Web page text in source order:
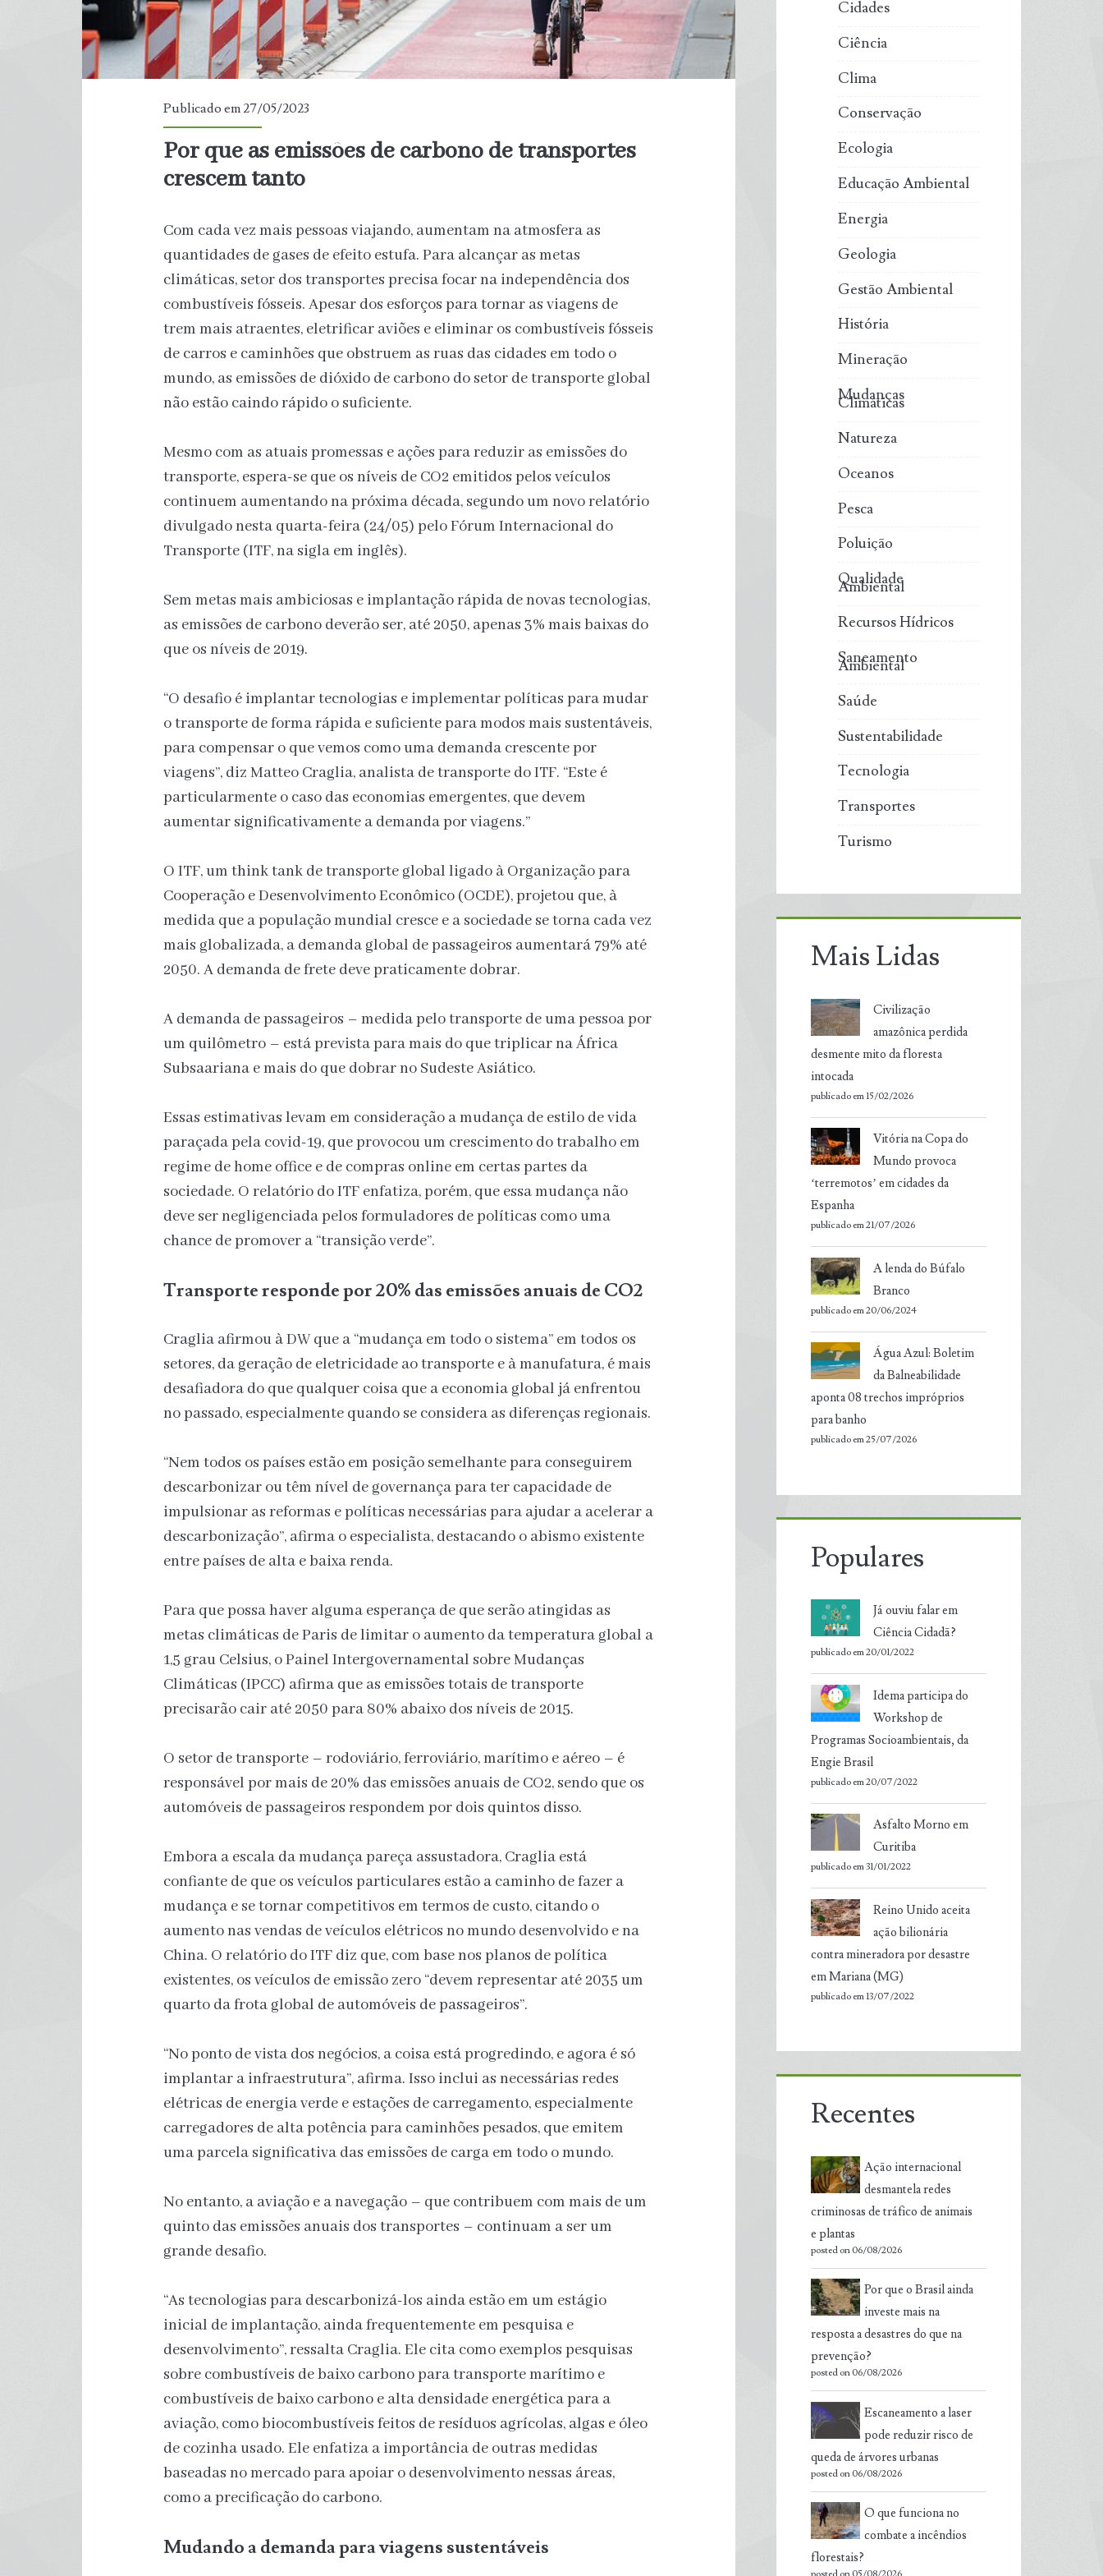
Publicado em 27/05/2023
Por que as emissões de carbono de transportes
crescem tanto
Com cada vez mais pessoas viajando, aumentam na atmosfera as
quantidades de gases de efeito estufa. Para alcançar as metas
climáticas, setor dos transportes precisa focar na independência dos
combustíveis fósseis. Apesar dos esforços para tornar as viagens de
trem mais atraentes, eletrificar aviões e eliminar os combustíveis fósseis
de carros e caminhões que obstruem as ruas das cidades em todo o
mundo, as emissões de dióxido de carbono do setor de transporte global
não estão caindo rápido o suficiente.
Mesmo com as atuais promessas e ações para reduzir as emissões do
transporte, espera-se que os níveis de CO2 emitidos pelos veículos
continuem aumentando na próxima década, segundo um novo relatório
divulgado nesta quarta-feira (24/05) pelo Fórum Internacional do
Transporte (ITF, na sigla em inglês).
Sem metas mais ambiciosas e implantação rápida de novas tecnologias,
as emissões de carbono deverão ser, até 2050, apenas 3% mais baixas do
que os níveis de 2019.
“O desafio é implantar tecnologias e implementar políticas para mudar
o transporte de forma rápida e suficiente para modos mais sustentáveis,
para compensar o que vemos como uma demanda crescente por
viagens”, diz Matteo Craglia, analista de transporte do ITF. “Este é
particularmente o caso das economias emergentes, que devem
aumentar significativamente a demanda por viagens.”
O ITF, um think tank de transporte global ligado à Organização para
Cooperação e Desenvolvimento Econômico (OCDE), projetou que, à
medida que a população mundial cresce e a sociedade se torna cada vez
mais globalizada, a demanda global de passageiros aumentará 79% até
2050. A demanda de frete deve praticamente dobrar.
A demanda de passageiros – medida pelo transporte de uma pessoa por
um quilômetro – está prevista para mais do que triplicar na África
Subsaariana e mais do que dobrar no Sudeste Asiático.
Essas estimativas levam em consideração a mudança de estilo de vida
paraçada pela covid-19, que provocou um crescimento do trabalho em
regime de home office e de compras online em certas partes da
sociedade. O relatório do ITF enfatiza, porém, que essa mudança não
deve ser negligenciada pelos formuladores de políticas como uma
chance de promover a “transição verde”.
Transporte responde por 20% das emissões anuais de CO2
Craglia afirmou à DW que a “mudança em todo o sistema” em todos os
setores, da geração de eletricidade ao transporte e à manufatura, é mais
desafiadora do que qualquer coisa que a economia global já enfrentou
no passado, especialmente quando se considera as diferenças regionais.
“Nem todos os países estão em posição semelhante para conseguirem
descarbonizar ou têm nível de governança para ter capacidade de
impulsionar as reformas e políticas necessárias para ajudar a acelerar a
descarbonização”, afirma o especialista, destacando o abismo existente
entre países de alta e baixa renda.
Para que possa haver alguma esperança de que serão atingidas as
metas climáticas de Paris de limitar o aumento da temperatura global a
1,5 grau Celsius, o Painel Intergovernamental sobre Mudanças
Climáticas (IPCC) afirma que as emissões totais de transporte
precisarão cair até 2050 para 80% abaixo dos níveis de 2015.
O setor de transporte – rodoviário, ferroviário, marítimo e aéreo – é
responsável por mais de 20% das emissões anuais de CO2, sendo que os
automóveis de passageiros respondem por dois quintos disso.
Embora a escala da mudança pareça assustadora, Craglia está
confiante de que os veículos particulares estão a caminho de fazer a
mudança e se tornar competitivos em termos de custo, citando o
aumento nas vendas de veículos elétricos no mundo desenvolvido e na
China. O relatório do ITF diz que, com base nos planos de política
existentes, os veículos de emissão zero “devem representar até 2035 um
quarto da frota global de automóveis de passageiros”.
“No ponto de vista dos negócios, a coisa está progredindo, e agora é só
implantar a infraestrutura”, afirma. Isso inclui as necessárias redes
elétricas de energia verde e estações de carregamento, especialmente
carregadores de alta potência para caminhões pesados, que emitem
uma parcela significativa das emissões de carga em todo o mundo.
No entanto, a aviação e a navegação – que contribuem com mais de um
quinto das emissões anuais dos transportes – continuam a ser um
grande desafio.
“As tecnologias para descarbonizá-los ainda estão em um estágio
inicial de implantação, ainda frequentemente em pesquisa e
desenvolvimento”, ressalta Craglia. Ele cita como exemplos pesquisas
sobre combustíveis de baixo carbono para transporte marítimo e
combustíveis de baixo carbono e alta densidade energética para a
aviação, como biocombustíveis feitos de resíduos agrícolas, algas e óleo
de cozinha usado. Ele enfatiza a importância de outras medidas
baseadas no mercado para apoiar o desenvolvimento nessas áreas,
como a precificação do carbono.
Mudando a demanda para viagens sustentáveis
Cidades
Ciência
Clima
Conservação
Ecologia
Educação Ambiental
Energia
Geologia
Gestão Ambiental
História
Mineração
Mudanças
Climáticas
Natureza
Oceanos
Pesca
Poluição
Qualidade
Ambiental
Recursos Hídricos
Saneamento
Ambiental
Saúde
Sustentabilidade
Tecnologia
Transportes
Turismo
Mais Lidas
Civilização
amazônica perdida
desmente mito da floresta
intocada
publicado em 15/02/2026
Vitória na Copa do
Mundo provoca
‘terremotos’ em cidades da
Espanha
publicado em 21/07/2026
A lenda do Búfalo
Branco
publicado em 20/06/2024
Água Azul: Boletim
da Balneabilidade
aponta 08 trechos impróprios
para banho
publicado em 25/07/2026
Populares
Já ouviu falar em
Ciência Cidadã?
publicado em 20/01/2022
Idema participa do
Workshop de
Programas Socioambientais, da
Engie Brasil
publicado em 20/07/2022
Asfalto Morno em
Curitiba
publicado em 31/01/2022
Reino Unido aceita
ação bilionária
contra mineradora por desastre
em Mariana (MG)
publicado em 13/07/2022
Recentes
Ação internacional
desmantela redes
criminosas de tráfico de animais
e plantas
posted on 06/08/2026
Por que o Brasil ainda
investe mais na
resposta a desastres do que na
prevenção?
posted on 06/08/2026
Escaneamento a laser
pode reduzir risco de
queda de árvores urbanas
posted on 06/08/2026
O que funciona no
combate a incêndios
florestais?